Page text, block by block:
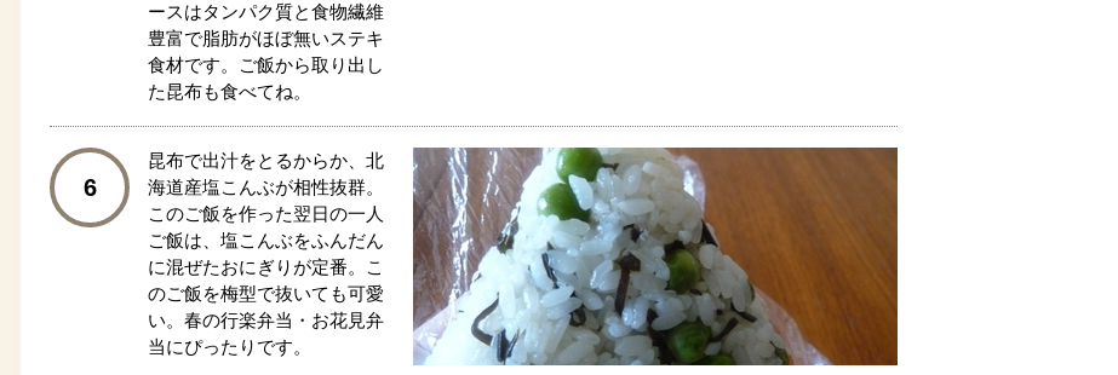
ースはタンパク質と食物繊維
豊富で脂肪がほぼ無いステキ
食材です。ご飯から取り出し
た昆布も食べてね。
6
昆布で出汁をとるからか、北
海道産塩こんぶが相性抜群。
このご飯を作った翌日の一人
ご飯は、塩こんぶをふんだん
に混ぜたおにぎりが定番。こ
のご飯を梅型で抜いても可愛
い。春の行楽弁当・お花見弁
当にぴったりです。